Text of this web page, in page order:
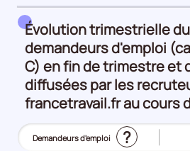
métier
25%
main
25%
pour
les
50%
Évolution trimestrielle
demandeurs d'emploi
C) en fin de trimestre et
diffusées par les
francetravail.fr au cours
Demandeurs d'emploi
(Affichage ?